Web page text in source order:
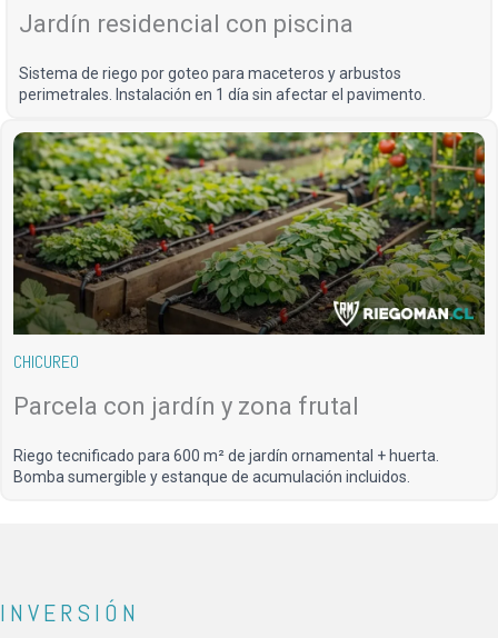
Jardín residencial con piscina
Sistema de riego por goteo para maceteros y arbustos
perimetrales. Instalación en 1 día sin afectar el pavimento.
CHICUREO
Parcela con jardín y zona frutal
Riego tecnificado para 600 m² de jardín ornamental + huerta.
Bomba sumergible y estanque de acumulación incluidos.
INVERSIÓN